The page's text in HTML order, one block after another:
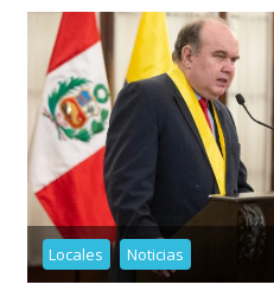
Locales Noticias